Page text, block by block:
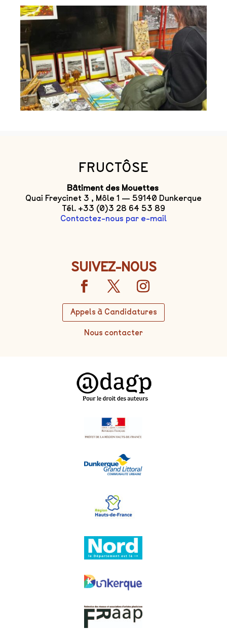
FRUCTÔSE
Bâtiment des Mouettes
Quai Freycinet 3 , Môle 1 — 59140 Dunkerque
Tél. +33 (0)3 28 64 53 89
Contactez-nous par e-mail
SUIVEZ-NOUS
Appels à Candidatures
Nous contacter